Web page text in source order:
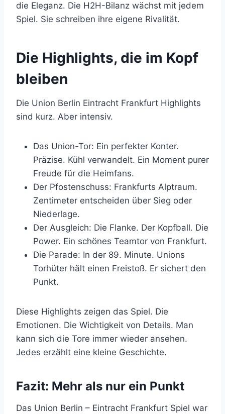
die Eleganz. Die H2H-Bilanz wächst mit jedem
Spiel. Sie schreiben ihre eigene Rivalität.
Die Highlights, die im Kopf
bleiben
Die Union Berlin Eintracht Frankfurt Highlights
sind kurz. Aber intensiv.
Das Union-Tor: Ein perfekter Konter.
Präzise. Kühl verwandelt. Ein Moment purer
Freude für die Heimfans.
Der Pfostenschuss: Frankfurts Alptraum.
Zentimeter entscheiden über Sieg oder
Niederlage.
Der Ausgleich: Die Flanke. Der Kopfball. Die
Power. Ein schönes Teamtor von Frankfurt.
Die Parade: In der 89. Minute. Unions
Torhüter hält einen Freistoß. Er sichert den
Punkt.
Diese Highlights zeigen das Spiel. Die
Emotionen. Die Wichtigkeit von Details. Man
kann sich die Tore immer wieder ansehen.
Jedes erzählt eine kleine Geschichte.
Fazit: Mehr als nur ein Punkt
Das Union Berlin – Eintracht Frankfurt Spiel war